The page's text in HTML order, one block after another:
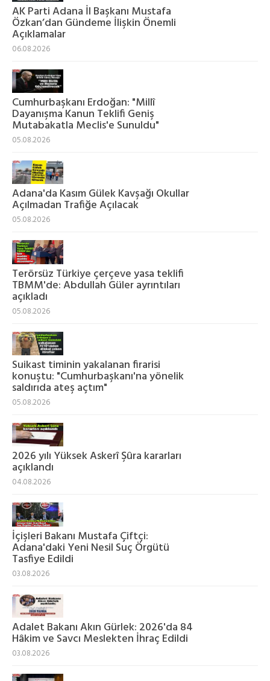
AK Parti Adana İl Başkanı Mustafa
Özkan’dan Gündeme İlişkin Önemli
Açıklamalar
06.08.2026
Cumhurbaşkanı Erdoğan: "Millî
Dayanışma Kanun Teklifi Geniş
Mutabakatla Meclis'e Sunuldu"
05.08.2026
Adana'da Kasım Gülek Kavşağı Okullar
Açılmadan Trafiğe Açılacak
05.08.2026
Terörsüz Türkiye çerçeve yasa teklifi
TBMM'de: Abdullah Güler ayrıntıları
açıkladı
05.08.2026
Suikast timinin yakalanan firarisi
konuştu: "Cumhurbaşkanı'na yönelik
saldırıda ateş açtım"
05.08.2026
2026 yılı Yüksek Askerî Şûra kararları
açıklandı
04.08.2026
İçişleri Bakanı Mustafa Çiftçi:
Adana'daki Yeni Nesil Suç Örgütü
Tasfiye Edildi
03.08.2026
Adalet Bakanı Akın Gürlek: 2026'da 84
Hâkim ve Savcı Meslekten İhraç Edildi
03.08.2026